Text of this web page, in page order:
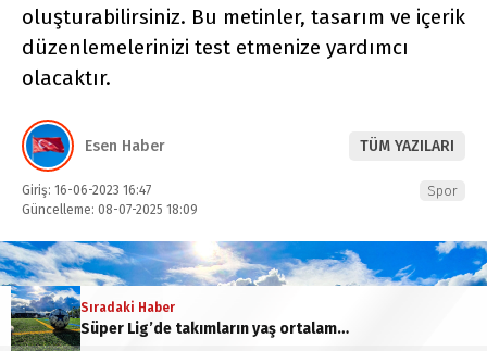
Sıradaki Haber
Süper Lig’de takımların yaş ortalaması 27,51
oluşturabilirsiniz. Bu metinler, tasarım ve içerik
düzenlemelerinizi test etmenize yardımcı
olacaktır.
Esen Haber TÜM YAZILARI
Giriş: 16-06-2023 16:47
Güncelleme: 08-07-2025 18:09
Spor